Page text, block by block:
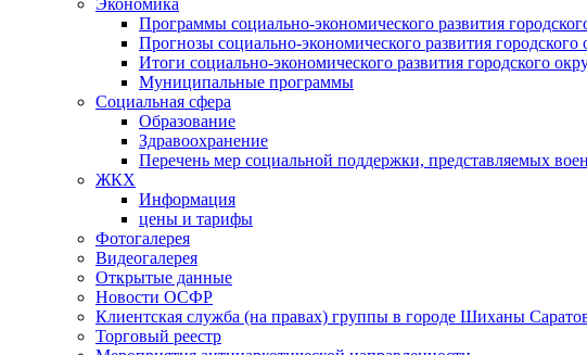
Программы социально-экономического развития
Прогнозы социально-экономического развития городского
Итоги социально-экономического развития городского
Муниципальные программы
Социальная сфера
Образование
Здравоохранение
Перечень мер социальной поддержки, представляемых
ЖКХ
Информация
цены и тарифы
Фотогалерея
Видеогалерея
Открытые данные
Новости ОСФР
Клиентская служба (на правах) группы в городе Шиханы
Торговый реестр